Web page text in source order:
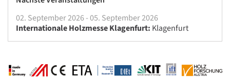
02. September 2026 - 05. September 2026
Internationale Holzmesse Klagenfurt: Klagenfurt